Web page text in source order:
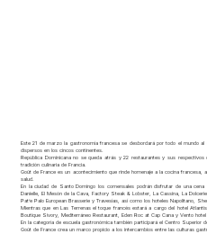
Este 21 de marzo la gastronomía francesa se desbordará por todo el mundo
dispersos en los cincos continentes.
República Dominicana no se queda atrás y 22 restaurantes y sus
tradición culinaria de Francia.
Goût de France es un acontecimiento que rinde homenaje a la cocina
salud.
En la ciudad de Santo Domingo los comensales podrán disfrutar de una
Danielle, El Mesón de la Cava, Factory Steak & Lobster, La Cassina, La
Pat’e Palo European Brasserie y Travesías, así como los hoteles Napolitano,
Mientras que en Las Terrenas el toque francés estará a cargo del hotel
Boutique Sivory, Mediterráneo Restaurant, Eden Roc at Cap Cana y Vento
En la categoría de escuela gastronómica también participará el Centro Superior
Goût de France crea un marco propicio a los intercambios entre las culturas